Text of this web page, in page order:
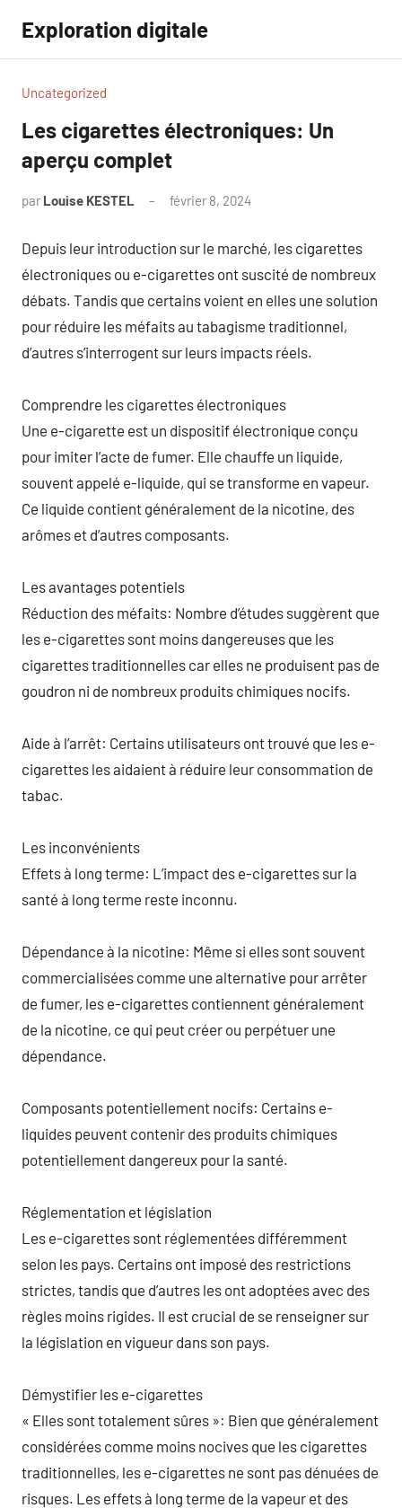
contenu
Exploration digitale
Uncategorized
Les cigarettes électroniques: Un
aperçu complet
par Louise KESTEL février 8, 2024
Depuis leur introduction sur le marché, les cigarettes
électroniques ou e-cigarettes ont suscité de nombreux
débats. Tandis que certains voient en elles une solution
pour réduire les méfaits au tabagisme traditionnel,
d’autres s’interrogent sur leurs impacts réels.
Comprendre les cigarettes électroniques
Une e-cigarette est un dispositif électronique conçu
pour imiter l’acte de fumer. Elle chauffe un liquide,
souvent appelé e-liquide, qui se transforme en vapeur.
Ce liquide contient généralement de la nicotine, des
arômes et d’autres composants.
Les avantages potentiels
Réduction des méfaits: Nombre d’études suggèrent que
les e-cigarettes sont moins dangereuses que les
cigarettes traditionnelles car elles ne produisent pas de
goudron ni de nombreux produits chimiques nocifs.
Aide à l’arrêt: Certains utilisateurs ont trouvé que les e-
cigarettes les aidaient à réduire leur consommation de
tabac.
Les inconvénients
Effets à long terme: L’impact des e-cigarettes sur la
santé à long terme reste inconnu.
Dépendance à la nicotine: Même si elles sont souvent
commercialisées comme une alternative pour arrêter
de fumer, les e-cigarettes contiennent généralement
de la nicotine, ce qui peut créer ou perpétuer une
dépendance.
Composants potentiellement nocifs: Certains e-
liquides peuvent contenir des produits chimiques
potentiellement dangereux pour la santé.
Réglementation et législation
Les e-cigarettes sont réglementées différemment
selon les pays. Certains ont imposé des restrictions
strictes, tandis que d’autres les ont adoptées avec des
règles moins rigides. Il est crucial de se renseigner sur
la législation en vigueur dans son pays.
Démystifier les e-cigarettes
« Elles sont totalement sûres »: Bien que généralement
considérées comme moins nocives que les cigarettes
traditionnelles, les e-cigarettes ne sont pas dénuées de
risques. Les effets à long terme de la vapeur et des